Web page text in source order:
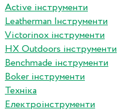
Active інструменти
Leatherman Інструменти
Victorinox інструменти
HX Outdoors інструменти
Benchmade інструменти
Boker інструменти
Техніка
Електроінструменти